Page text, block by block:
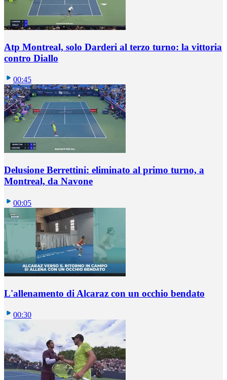
Atp Montreal, solo Darderi al terzo turno: la vittoria
contro Diallo
00:45
Delusione Berrettini: eliminato al primo turno, a
Montreal, da Navone
00:05
L'allenamento di Alcaraz con un occhio bendato
00:30